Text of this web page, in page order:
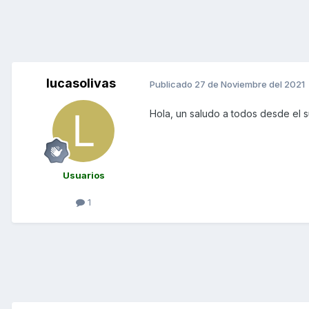
lucasolivas
Usuarios
1
Publicado 27 de Noviembre del 2021
Hola, un saludo a todos desde el